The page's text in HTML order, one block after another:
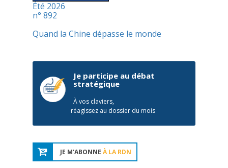
Été 2026
n° 892
Quand la Chine dépasse le monde
Je participe au débat
stratégique
À vos claviers,
réagissez au dossier du mois
JE M'ABONNE À LA RDN